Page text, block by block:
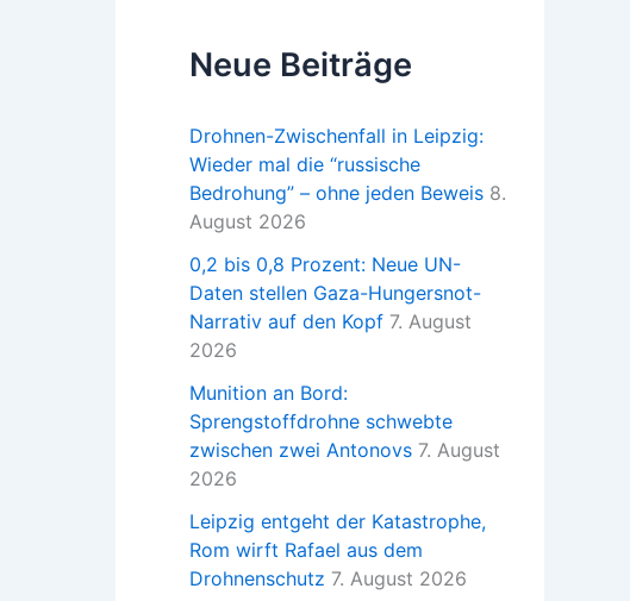
Neue Beiträge
Drohnen-Zwischenfall in Leipzig:
Wieder mal die “russische
Bedrohung” – ohne jeden Beweis 8.
August 2026
0,2 bis 0,8 Prozent: Neue UN-
Daten stellen Gaza-Hungersnot-
Narrativ auf den Kopf 7. August
2026
Munition an Bord:
Sprengstoffdrohne schwebte
zwischen zwei Antonovs 7. August
2026
Leipzig entgeht der Katastrophe,
Rom wirft Rafael aus dem
Drohnenschutz 7. August 2026